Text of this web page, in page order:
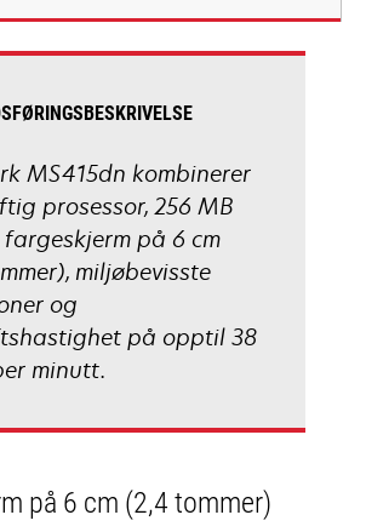
MS415dn kombinerer
prosessor, 256 MB
fargeskjerm på 6 cm
miljøbevisste
og
på opptil 38
minutt.
på 6 cm (2,4 tommer)